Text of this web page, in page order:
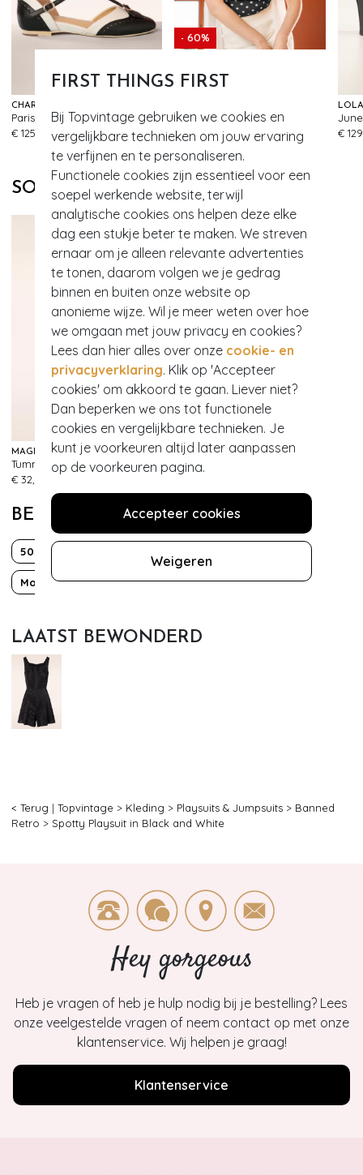
FIRST THINGS FIRST
Bij Topvintage gebruiken we cookies en
vergelijkbare technieken om jouw ervaring
te verfijnen en te personaliseren.
Functionele cookies zijn essentieel voor een
soepel werkende website, terwijl
analytische cookies ons helpen deze elke
dag een stukje beter te maken. We streven
ernaar om je alleen relevante advertenties
te tonen, daarom volgen we je gedrag
binnen en buiten onze website op
anonieme wijze. Wil je meer weten over hoe
we omgaan met jouw privacy en cookies?
Lees dan hier alles over onze cookie- en
privacyverklaring. Klik op 'Accepteer
cookies' om akkoord te gaan. Liever niet?
Dan beperken we ons tot functionele
cookies en vergelijkbare technieken. Je
kunt je voorkeuren altijd later aanpassen
op de voorkeuren pagina.
Accepteer cookies
Weigeren
CHARLIE STONE
Parisienne t-strap flats in zwart en crème
€ 125,95
860
- 60%
€ 39,95 € 15,95 €
SOORTGELIJKE PRODUCTEN
MAGIC BODYFASHION
Tummy Shaper Lace Slip in Zwart
€ 32,95
327
EXCLUSIEF
TOPVINTAGE BOUTIQUE COLLECTION
BEKIJK MEER VAN
50s
Mouwloos PinUp Polkadot
LAATST BEWONDERD
< Terug | Topvintage > Kleding > Playsuits & Jumpsuits > Banned
Retro > Spotty Playsuit in Black and White
Hey gorgeous
Heb je vragen of heb je hulp nodig bij je bestelling? Lees
onze veelgestelde vragen of neem contact op met onze
klantenservice. Wij helpen je graag!
Klantenservice